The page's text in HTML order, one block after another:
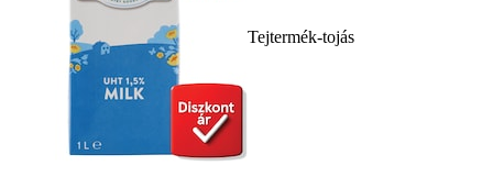
Tejtermék-tojás